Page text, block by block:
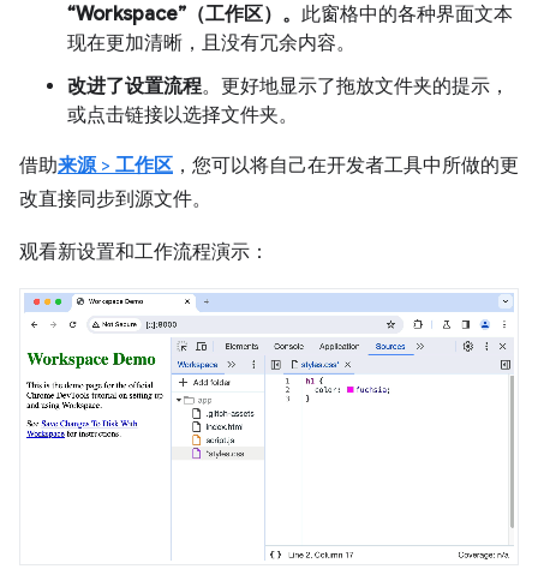
“Workspace”（工作区）。 此窗格中的各种界面文本
现在更加清晰，且没有冗余内容。
改进了设置流程。更好地显示了拖放文件夹的提示，
或点击链接以选择文件夹。
借助来源> 工作区 ，您可以将自己在开发者工具中所做的更
改直接同步到源文件。
观看新设置和工作流程演示：